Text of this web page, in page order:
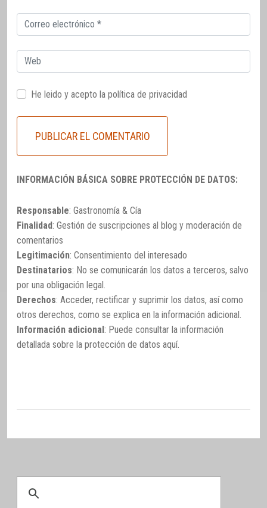
Correo
electrónico
Web
He leido y acepto la política de privacidad
INFORMACIÓN BÁSICA SOBRE PROTECCIÓN DE DATOS:
Responsable: Gastronomía & Cía
Finalidad: Gestión de suscripciones al blog y moderación de
comentarios
Legitimación: Consentimiento del interesado
Destinatarios: No se comunicarán los datos a terceros, salvo
por una obligación legal.
Derechos: Acceder, rectificar y suprimir los datos, así como
otros derechos, como se explica en la información adicional.
Información adicional: Puede consultar la información
detallada sobre la protección de datos aquí.